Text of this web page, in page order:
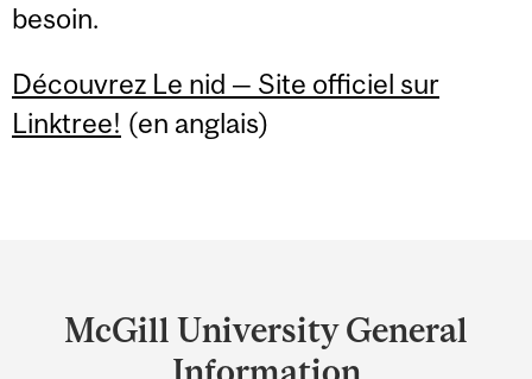
besoin.
Découvrez Le nid — Site officiel sur
Linktree! (en anglais)
and
University
McGill University General
Information